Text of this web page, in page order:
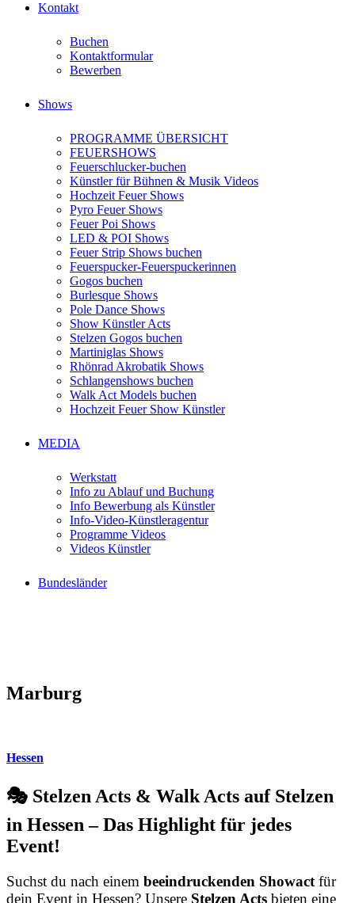
Kontakt
Buchen
Kontaktformular
Bewerben
Shows
PROGRAMME ÜBERSICHT
FEUERSHOWS
Feuerschlucker-buchen
Künstler für Bühnen & Musik Videos
Hochzeit Feuer Shows
Pyro Feuer Shows
Feuer Poi Shows
LED & POI Shows
Feuer Strip Shows buchen
Feuerspucker-Feuerspuckerinnen
Gogos buchen
Burlesque Shows
Pole Dance Shows
Show Künstler Acts
Stelzen Gogos buchen
Martiniglas Shows
Rhönrad Akrobatik Shows
Schlangenshows buchen
Walk Act Models buchen
Hochzeit Feuer Show Künstler
MEDIA
Werkstatt
Info zu Ablauf und Buchung
Info Bewerbung als Künstler
Info-Video-Künstleragentur
Programme Videos
Videos Künstler
Bundesländer
Marburg
Hessen
🎭 Stelzen Acts & Walk Acts auf Stelzen
in Hessen – Das Highlight für jedes
Event!
Suchst du nach einem beeindruckenden Showactfür
dein Event in Hessen? Unsere Stelzen Acts bieten eine